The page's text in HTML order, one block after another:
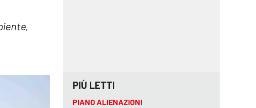
PIÙ LETTI
PIANO ALIENAZIONI